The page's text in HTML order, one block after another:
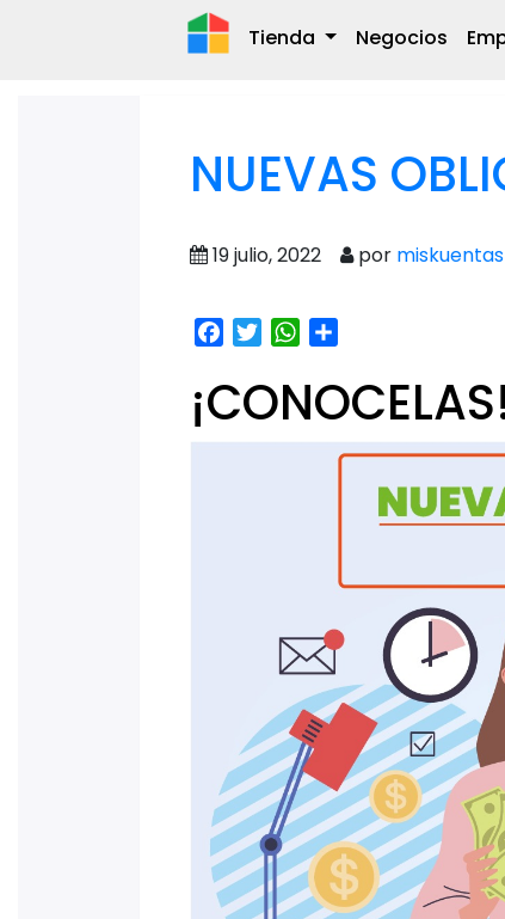
Tienda Negocios
NUEVAS
19 julio, 2022 por miskuentas
Facebook
TwitterWhatsApp